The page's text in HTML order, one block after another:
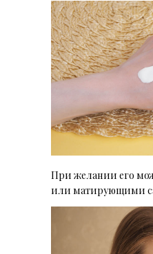
При желании его
или матирующими